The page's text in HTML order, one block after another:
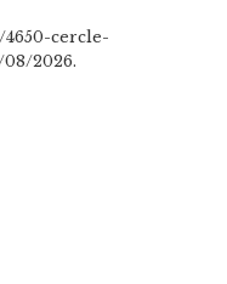
cercle-
2026.